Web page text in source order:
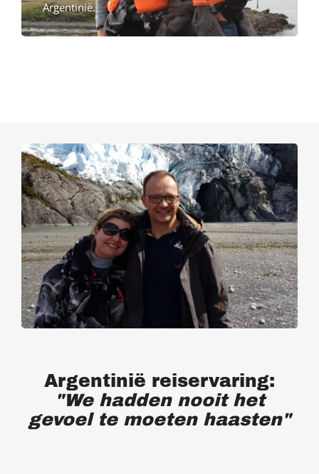
Argentinië.
Argentinië reiservaring:
"We hadden nooit het
gevoel te moeten haasten"